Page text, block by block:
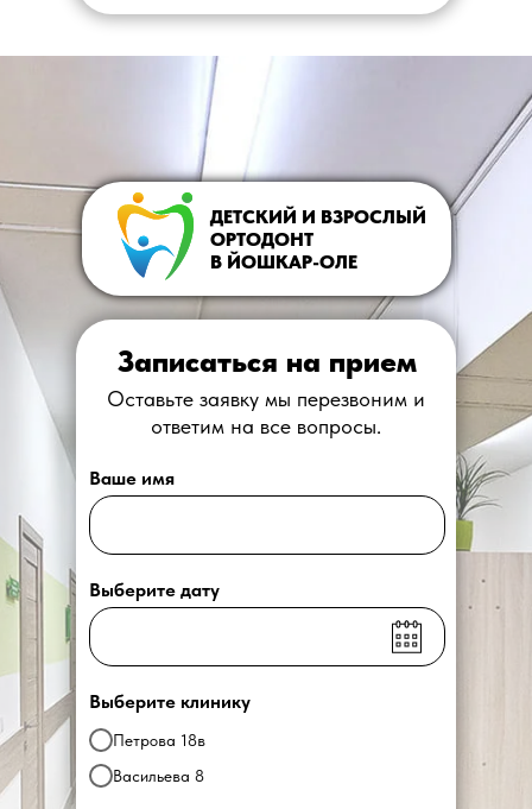
ДЕТСКИЙ И ВЗРОСЛЫЙ
ОРТОДОНТ
В ЙОШКАР-ОЛЕ
Оставьте заявку мы перезвоним и
ответим на все вопросы.
Записаться на прием
Ваше имя
Выберите дату
Выберите клинику
Петрова 18в
Васильева 8